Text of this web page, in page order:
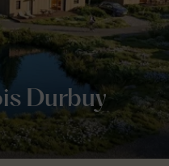
Durbuy